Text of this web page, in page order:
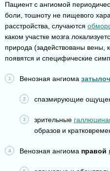
Пациент с ангиомой
боли, тошноту не пищевого
расстройства, случаются
каком участке мозга
природа (задействованы вены,
появятся и специфические
Венозная ангиома
спазмирующие
зрительные
образов и
Венозная ангиома правой